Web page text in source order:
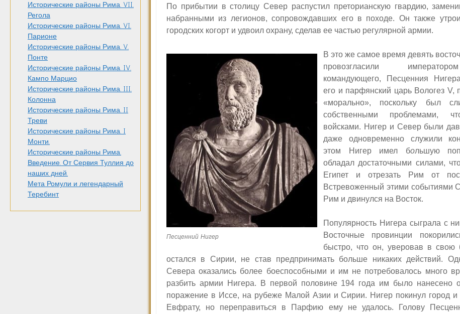
Исторические районы Рима. VII.
Регола
Исторические районы Рима. VI.
Парионе
Исторические районы Рима. V.
Понте
Исторические районы Рима. IV.
Кампо Марцио
Исторические районы Рима. III.
Колонна
Исторические районы Рима. II
Треви
Исторические районы Рима. I
Монти.
Исторические районы Рима.
Введение. От Сервия Туллия до
наших дней.
Мета Ромули и легендарный
Теребинт
По прибытии в столицу Север распустил преторианскую гвардию,
набранными из легионов, сопровождавших его в походе. Он также
городских когорт и удвоил охрану, сделав ее частью регулярной армии.
Песценний Нигер
В это же самое время девять
провозгласили
командующего, Песценния
его и парфянский царь Вологез V,
«морально», поскольку был
собственными проблемами,
войсками. Нигер и Север были
даже одновременно служили
этом Нигер имел большую
обладал достаточными силами,
Египет и отрезать Рим от
Встревоженный этими событиями
Рим и двинулся на Восток.
Популярность Нигера сыграла с
Восточные провинции
быстро, что он, уверовав в свою
остался в Сирии, не став предпринимать больше никаких действий.
Севера оказались более боеспособными и им не потребовалось много
разбить армии Нигера. В первой половине 194 года им было нанесено
поражение в Иссе, на рубеже Малой Азии и Сирии. Нигер покинул город и
Евфрату, но переправиться в Парфию ему не удалось. Голову